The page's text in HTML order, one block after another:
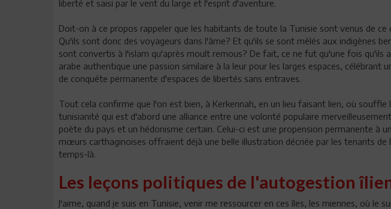
liberté et saisi par le vent du large et l'esprit d'aventure.
Doit-on à ce propos rappeler que les habitants de toute la Tunisie sont venus de ce
Qu'ils sont donc des voyageurs dans l'âme? Et qu'ils se sont mêlés aux indigènes
sont convertis à l'islam qu'après moult remous? De fait, ce ne fut qu'une fois qu'ils
arabe authentique une passion similaire à la leur pour les larges espaces, célébrant
de conquête permanente d'espaces de libertés sans entraves.
Tout cela confirme que l'on est bien, à Kerkennah, en un lieu faisant lien, où
tunisianité qui est d'abord une alliance entre une volonté populaire
poète du pays et un hédonisme certain. Celui-ci est une propension permanente à
mœurs carthaginoises offraient déjà une belle illustration décriée par les tenants de
temps-là.
Les leçons politiques de l'autogestion
J'aime, quand je suis en Tunisie, venir me ressourcer en ces îles, les miennes, où le